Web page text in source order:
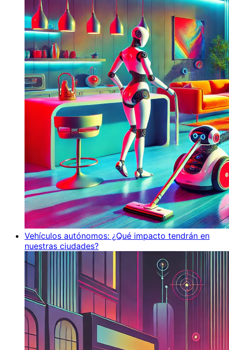
Vehículos autónomos: ¿Qué impacto tendrán en
nuestras ciudades?